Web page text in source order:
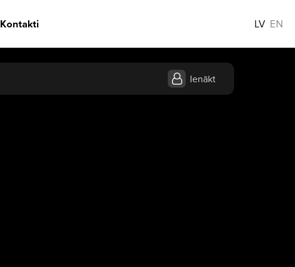
Kontakti LV EN
Ienākt